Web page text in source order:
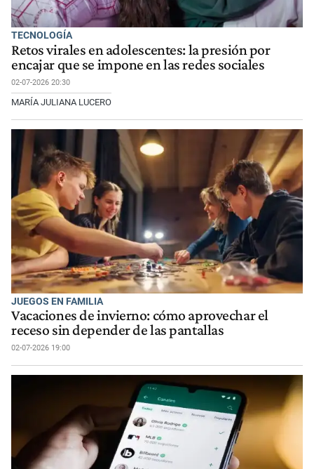
TECNOLOGÍA
Retos virales en adolescentes: la presión por
encajar que se impone en las redes sociales
02-07-2026 20:30
MARÍA JULIANA LUCERO
JUEGOS EN FAMILIA
Vacaciones de invierno: cómo aprovechar el
receso sin depender de las pantallas
02-07-2026 19:00